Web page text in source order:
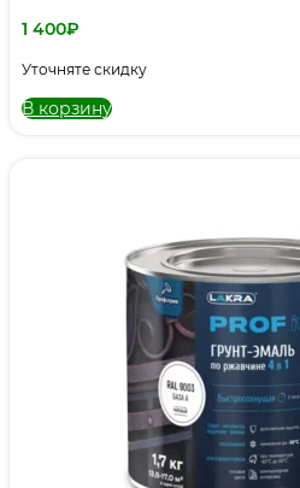
1 400₽
Уточняте скидку
В корзину